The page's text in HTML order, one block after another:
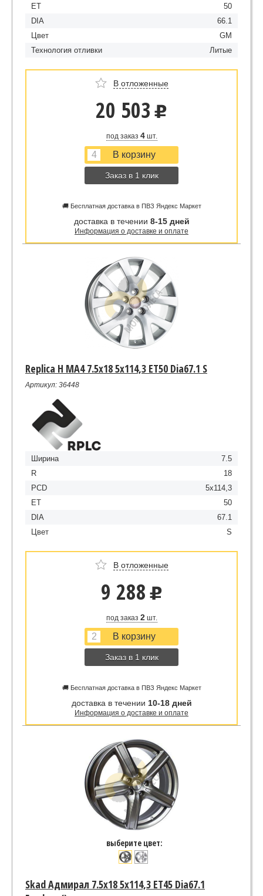
ET
50
DIA
66.1
Цвет
GM
Технология отливки
Литые
В отложенные
20 503 u
под заказ 4шт.
Заказ в 1 клик
🚚 Бесплатная доставка в ПВЗ Яндекс Маркет
доставка в течении 8-15 дней
Информация о доставке и оплате
Replica H MA4 7.5x18 5x114,3 ET50 Dia67.1 S
Артикул: 36448
Ширина
7.5
R
18
PCD
5x114,3
ET
50
DIA
67.1
Цвет
S
В отложенные
9 288 u
под заказ 2шт.
Заказ в 1 клик
🚚 Бесплатная доставка в ПВЗ Яндекс Маркет
доставка в течении 10-18 дней
Информация о доставке и оплате
выберите цвет:
Skad Адмирал 7.5x18 5x114,3 ET45 Dia67.1